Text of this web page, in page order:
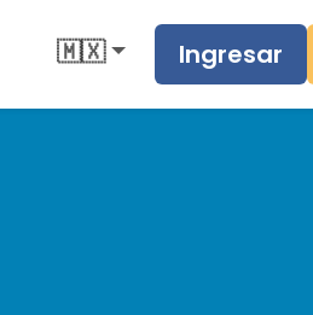
🇲🇽 Ingresar